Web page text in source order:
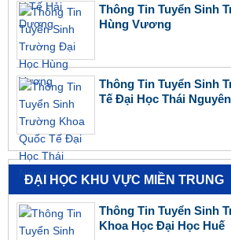
Thông Tin Tuyển Sinh
Hùng Vương
Thông Tin Tuyển Sinh
Tế Đại Học Thái Nguyên
ĐẠI HỌC KHU VỰC MIỀN TRUNG
Thông Tin Tuyển Sinh
Khoa Học Đại Học Huế